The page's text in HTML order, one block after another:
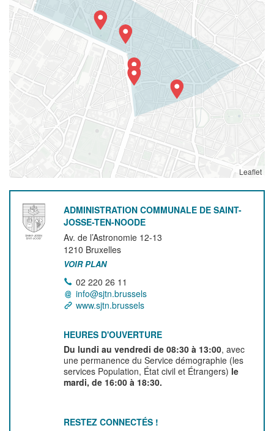
Leaflet
ADMINISTRATION COMMUNALE DE SAINT-
JOSSE-TEN-NOODE
Av. de l’Astronomie 12-13
1210 Bruxelles
VOIR PLAN
02 220 26 11
info@sjtn.brussels
www.sjtn.brussels
HEURES D'OUVERTURE
Du lundi au vendredi de 08:30 à 13:00, avec
une permanence du Service démographie (les
services Population, État civil et Étrangers) le
mardi, de 16:00 à 18:30.
RESTEZ CONNECTÉS !